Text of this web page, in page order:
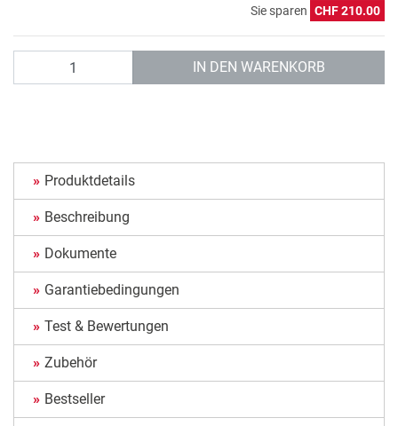
Sie sparen CHF 210.00
IN DEN WARENKORB
Produktdetails
Beschreibung
Dokumente
Garantiebedingungen
Test & Bewertungen
Zubehör
Bestseller